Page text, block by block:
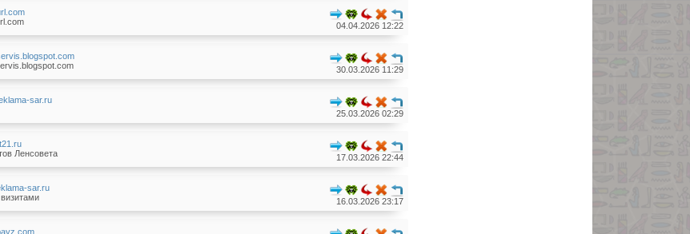
04.04.2026 12:22
30.03.2026 11:29
sar.ru
25.03.2026 02:29
Ленсовета
17.03.2026 22:44
sar.ru
16.03.2026 23:17